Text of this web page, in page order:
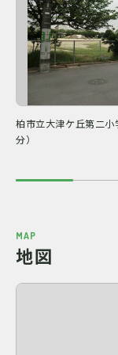
柏市立大津ケ丘第二
分）
MAP
地図